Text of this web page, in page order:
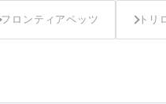
フロンティアペッツ トリ